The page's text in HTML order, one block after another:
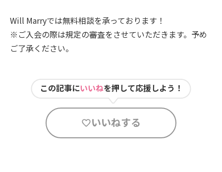
Will Marryでは無料相談を承っております！
※ご入会の際は規定の審査をさせていただきます。予め
ご了承ください。
この記事にいいねを押して応援しよう！
いいねする